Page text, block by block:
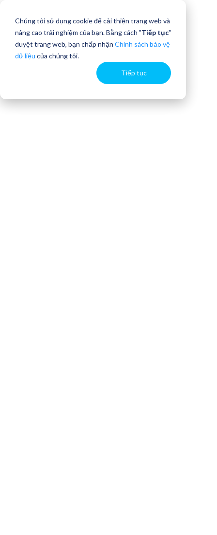
Chúng tôi sử dụng cookie để cải thiện trang web và
nâng cao trải nghiệm của bạn. Bằng cách "Tiếp tục"
duyệt trang web, bạn chấp nhận Chính sách bảo vệ
dữ liệu của chúng tôi.
Tiếp tục